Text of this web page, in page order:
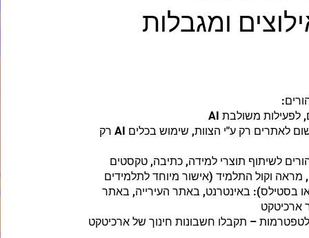
ומגבלות
2. אימיילים ורישום לאתרים רק ע"י הצוות, שימוש בכלים AI רק
לשיתוף תוצרי למידה, כתיבה, טקסטים
מראה וקול התלמיד (אישור מיוחד לתלמידים
בסטילס): באינטרנט, באתר העירייה, באתר
ארכיטקט
– תקבלו חשבונות חינוך של ארכיטקט